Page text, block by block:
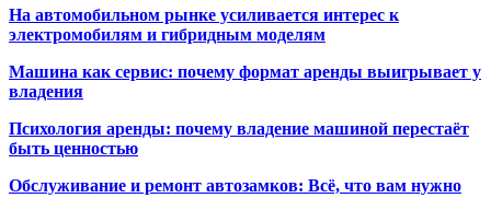
На автомобильном рынке усиливается интерес к
электромобилям и гибридным моделям
Машина как сервис: почему формат аренды выигрывает у
владения
Психология аренды: почему владение машиной перестаёт
быть ценностью
Обслуживание и ремонт автозамков: Всё, что вам нужно